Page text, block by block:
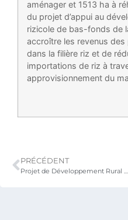
aménager et 1513 ha à
du projet d’appui au
rizicole de bas-fonds de
accroître les revenus
dans la filière riz et de
importations de riz à
approvisionnement du
PRÉCÉDENT
Projet de Développement Rural de la Plaine de Djagblé (PDRD)